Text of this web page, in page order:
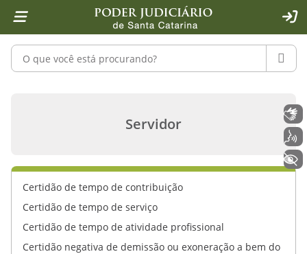
1 Ir para o conteúdo
2 Ir para a ferramenta de acessibilidade - Rybená
4 Ir para o menu principal
5 Ir para a pesquisa
6 Ir para o rodapé
7 Ir para a página inicial
Pesquisar no portal
Declaração de tempo de
Servidor
Certidão de tempo de contribuição
Certidão de tempo de serviço
Certidão de tempo de atividade profissional
Certidão negativa de demissão ou exoneração a bem do